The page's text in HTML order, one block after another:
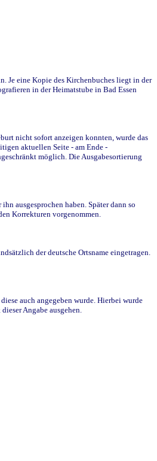
Je eine Kopie des Kirchenbuches liegt in der
in der Heimatstube in Bad Essen
nicht sofort anzeigen konnten, wurde das
aktuellen Seite - am Ende -
möglich. Die Ausgabesortierung
ausgesprochen haben. Später dann so
Korrekturen vorgenommen.
der deutsche Ortsname eingetragen.
auch angegeben wurde. Hierbei wurde
Angabe ausgehen.